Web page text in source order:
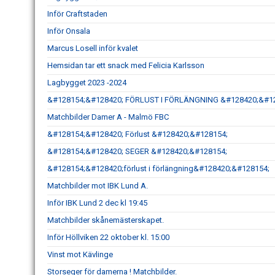
Inför Craftstaden
Inför Onsala
Marcus Losell inför kvalet
Hemsidan tar ett snack med Felicia Karlsson
Lagbygget 2023 -2024
&#128154;&#128420; FÖRLUST I FÖRLÄNGNING
Matchbilder Damer A - Malmö FBC
&#128154;&#128420; Förlust &#128420;&#128154;
&#128154;&#128420; SEGER &#128420;&#128154;
&#128154;&#128420;förlust i förlängning&#128420;&#128154;
Matchbilder mot IBK Lund A.
Inför IBK Lund 2 dec kl 19:45
Matchbilder skånemästerskapet.
Inför Höllviken 22 oktober kl. 15:00
Vinst mot Kävlinge
Storseger för damerna ! Matchbilder.